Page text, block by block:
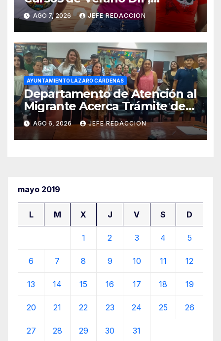
Seguridad Pública y Casa de
Cultura 2026
AGO 7, 2026 JEFE REDACCION
AYUNTAMIENTO LÁZARO CÁRDENAS
Departamento de Atención al
Migrante Acerca Trámite de
Pasaportes Estadounidenses
a Residentes de Lázaro
Cárdenas
AGO 6, 2026 JEFE REDACCION
mayo 2019
L M X J V S D
1 2 3 4 5
6 7 8 9 10 11 12
13 14 15 16 17 18 19
20 21 22 23 24 25 26
27 28 29 30 31